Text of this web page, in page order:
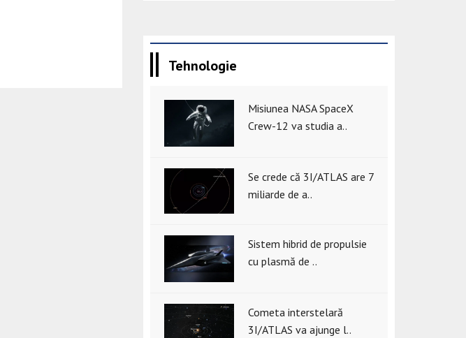
Tehnologie
Misiunea NASA SpaceX
Crew-12 va studia a..
Se crede că 3I/ATLAS are 7
miliarde de a..
Sistem hibrid de propulsie
cu plasmă de ..
Cometa interstelară
3I/ATLAS va ajunge l..